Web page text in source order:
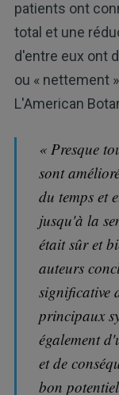
patients ont
total et une
d'entre eux ont
ou « nettement
L'American
« Presque
sont
du temps et
jusqu'à la
était sûr et
auteurs
significative
principaux
également
et de
bon